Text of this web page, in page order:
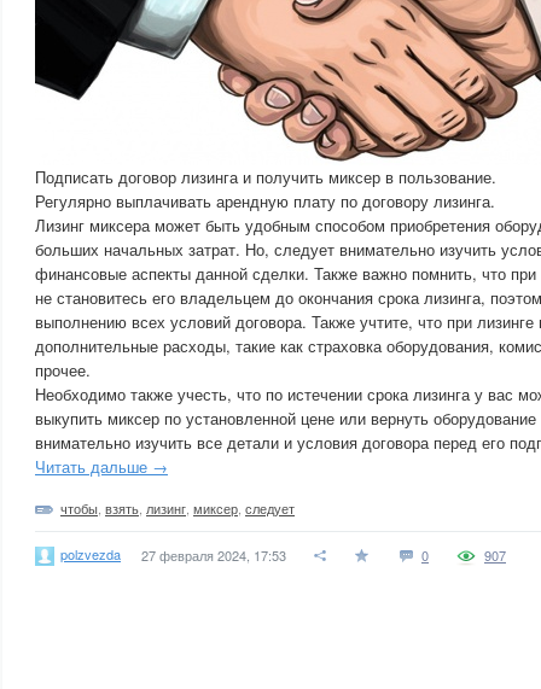
Подписать договор лизинга и получить миксер в пользование.
Регулярно выплачивать арендную плату по договору лизинга.
Лизинг миксера может быть удобным способом приобретения
больших начальных затрат. Но, следует внимательно изучить
финансовые аспекты данной сделки. Также важно помнить, что
не становитесь его владельцем до окончания срока лизинга,
выполнению всех условий договора. Также учтите, что при
дополнительные расходы, такие как страховка оборудования,
прочее.
Необходимо также учесть, что по истечении срока лизинга у вас
выкупить миксер по установленной цене или вернуть
внимательно изучить все детали и условия договора перед его
Читать дальше →
чтобы взять лизинг миксер следует
polzvezda 27 февраля 2024, 17:53 0 907